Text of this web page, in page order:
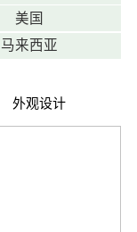
美国
马来西亚
外观设计